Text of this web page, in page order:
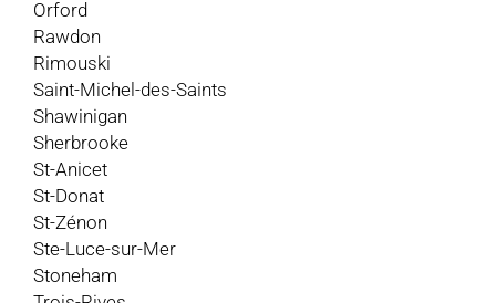
Orford
Rawdon
Rimouski
Saint-Michel-des-Saints
Shawinigan
Sherbrooke
St-Anicet
St-Donat
St-Zénon
Ste-Luce-sur-Mer
Stoneham